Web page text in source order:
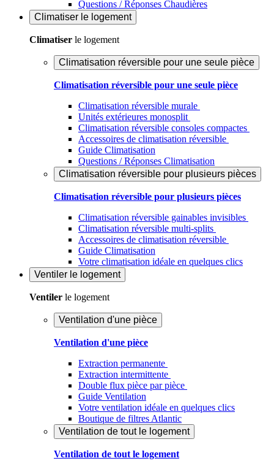
Questions / Réponses Chaudières
Climatiser le logement
Climatiser le logement
Climatisation réversible pour une seule pièce
Climatisation réversible pour une seule pièce
Climatisation réversible murale
Unités extérieures monosplit
Climatisation réversible consoles compactes
Accessoires de climatisation réversible
Guide Climatisation
Questions / Réponses Climatisation
Climatisation réversible pour plusieurs pièces
Climatisation réversible pour plusieurs pièces
Climatisation réversible gainables invisibles
Climatisation réversible multi-splits
Accessoires de climatisation réversible
Guide Climatisation
Votre climatisation idéale en quelques clics
Ventiler le logement
Ventiler le logement
Ventilation d'une pièce
Ventilation d'une pièce
Extraction permanente
Extraction intermittente
Double flux pièce par pièce
Guide Ventilation
Votre ventilation idéale en quelques clics
Boutique de filtres Atlantic
Ventilation de tout le logement
Ventilation de tout le logement